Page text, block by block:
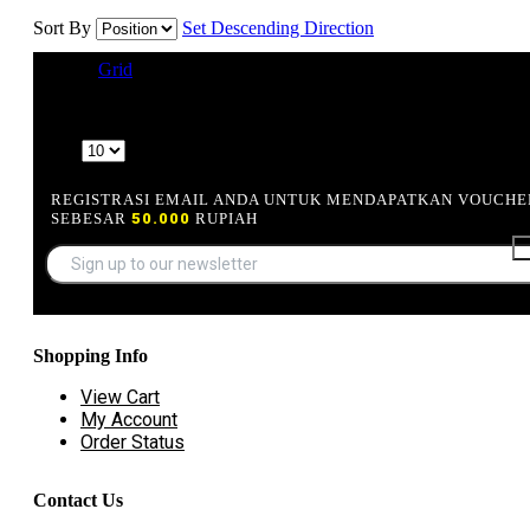
Sort By Set Descending Direction
Grid
REGISTRASI EMAIL ANDA UNTUK MENDAPATKAN
SEBESAR 50.000 RUPIAH
Shopping Info
View Cart
My Account
Order Status
Contact Us